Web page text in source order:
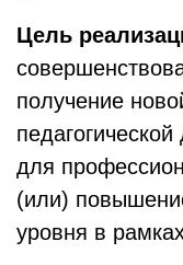
Цель
получение
для
(или)
уровня в